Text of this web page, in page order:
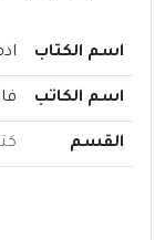
اسم الكتاب
اسم الكاتب
القسم